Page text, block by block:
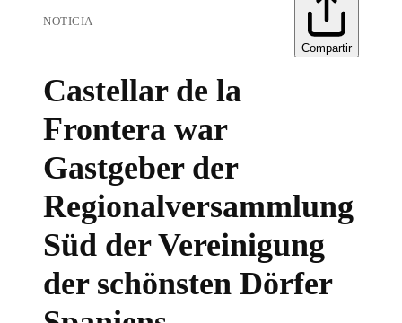
NOTICIA
Compartir
Castellar de la
Frontera war
Gastgeber der
Regionalversammlung
Süd der Vereinigung
der schönsten Dörfer